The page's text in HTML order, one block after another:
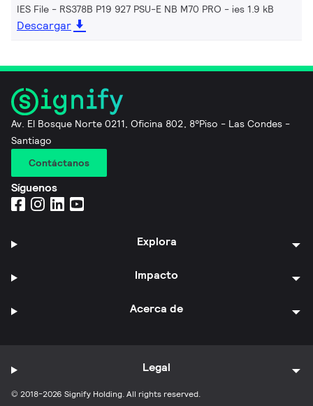
IES File - RS378B P19 927 PSU-E NB M70 PRO ies 1.9 kB
Descargar
Av. El Bosque Norte 0211, Oficina 802, 8°Piso - Las Condes -
Santiago
Contáctanos
Síguenos
Explora
Impacto
Acerca de
© 2018-2026 Signify Holding. All rights reserved.
Legal